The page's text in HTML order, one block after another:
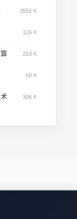
3551 K
126 K
253 K
69 K
306 K